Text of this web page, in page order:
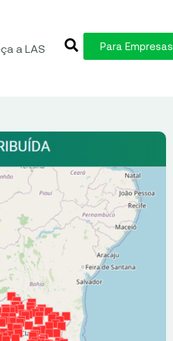
a LAS Para Empresas